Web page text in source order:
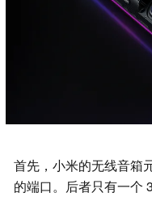
首先，小米的无线音箱
的端口。后者只有一个